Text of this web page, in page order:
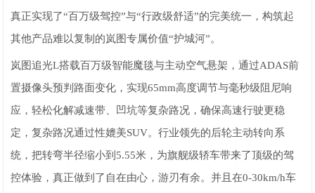
真正实现了“百万级驾控”与“行政级舒适”的完美统一，构筑起
其他产品难以复制的岚图专属价值“护城河”。
岚图追光L搭载百万级智能魔毯与主动空气悬架，通过ADAS前
置摄像头预判路面变化，实现65mm高度调节与毫秒级阻尼响
应，轻松化解减速带、凹坑等复杂路况，确保高速行驶更稳
定，复杂路况通过性媲美SUV。行业领先的后轮主动转向系
统，把转弯半径缩小到5.55米，为旗舰级轿车带来了顶级的驾
控体验，真正做到了自在由心，游刃有余。并且在0-30km/h车